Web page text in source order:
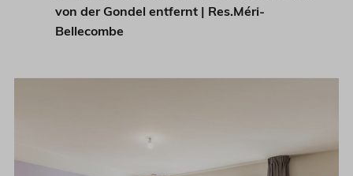
von der Gondel entfernt | Res.Méri-
Bellecombe